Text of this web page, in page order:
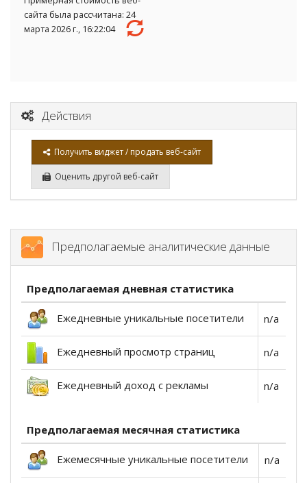
сайта была рассчитана: 24
марта 2026 г., 16:22:04
Действия
Получить виджет / продать веб-сайт
Оценить другой веб-сайт
Предполагаемые аналитические данные
Предполагаемая дневная статистика
Ежедневные уникальные посетители n/a
Ежедневный просмотр страниц n/a
Ежедневный доход с рекламы n/a
Предполагаемая месячная статистика
Ежемесячные уникальные посетители n/a